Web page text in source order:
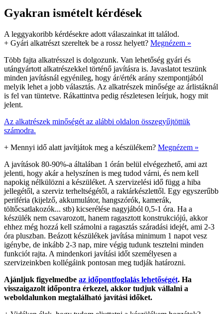
Gyakran ismételt kérdések
A leggyakoribb kérdésekre adott válaszainkat itt találod.
+ Gyári alkatrészt szereltek be a rossz helyett? Megnézem »
Több fajta alkatrésszel is dolgozunk. Van lehetőség gyári és
utángyártott alkatrészekkel történő javításra is. Javaslatot teszünk
minden javításnál egyénileg, hogy ár/érték arány szempontjából
melyik lehet a jobb választás. Az alkatrészek minősége az árlistáknál
is fel van tüntetve. Rákattintva pedig részletesen leírjuk, hogy mit
jelent.
Az alkatrészek minőségét az alábbi oldalon összegyűjtöttük
számodra.
+ Mennyi idő alatt javítjátok meg a készülékem? Megnézem »
A javítások 80-90%-a általában 1 órán belül elvégezhető, ami azt
jelenti, hogy akár a helyszínen is meg tudod várni, és nem kell
napokig nélkülözni a készüléket. A szervizelési idő függ a hiba
jellegétől, a szerviz terheltségétől, a raktárkészlettől. Egy egyszerűbb
periféria (kijelző, akkumulátor, hangszórók, kamerák,
töltőcsatlakozók... stb) kicserélése nagyjából 0,5-1 óra. Ha a
készülék nem csavarozott, hanem ragasztott konstrukciójú, akkor
ehhez még hozzá kell számolni a ragasztás száradási idejét, ami 2-3
óra pluszban. Beázott készülékek javítása minimum 1 napot vesz
igénybe, de inkább 2-3 nap, mire végig tudunk tesztelni minden
funkciót rajta. A mindenkori javítási időt személyesen a
szervizeinkben kollégáink pontosan meg tudják határozni.
Ajánljuk figyelmedbe az időpontfoglalás lehetőségét. Ha
visszaigazolt időpontra érkezel, akkor tudjuk vállalni a
weboldalunkon megtalálható javítási időket.